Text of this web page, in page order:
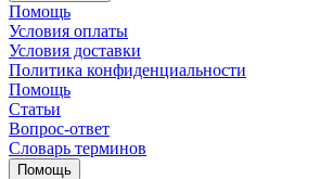
Помощь
Условия оплаты
Условия доставки
Политика конфиденциальности
Помощь
Статьи
Вопрос-ответ
Словарь терминов
Помощь